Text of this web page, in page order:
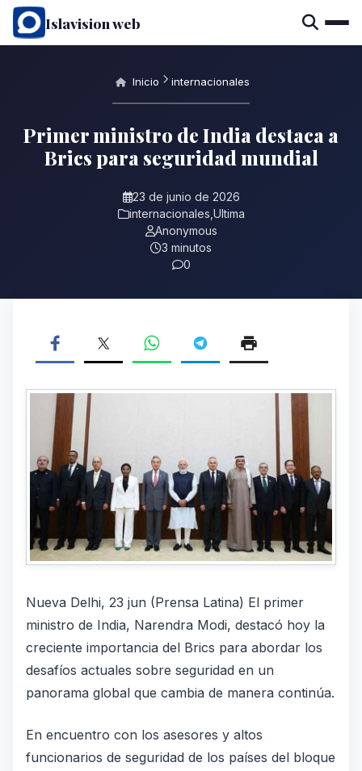
Islavision web
Inicio internacionales
Primer ministro de India destaca a
Brics para seguridad mundial
23 de junio de 2026
internacionales Ultima
Anonymous
3 minutos
0
Nueva Delhi, 23 jun (Prensa Latina) El primer
ministro de India, Narendra Modi, destacó hoy la
creciente importancia del Brics para abordar los
desafíos actuales sobre seguridad en un
panorama global que cambia de manera continúa.
En encuentro con los asesores y altos
funcionarios de seguridad de los países del bloque